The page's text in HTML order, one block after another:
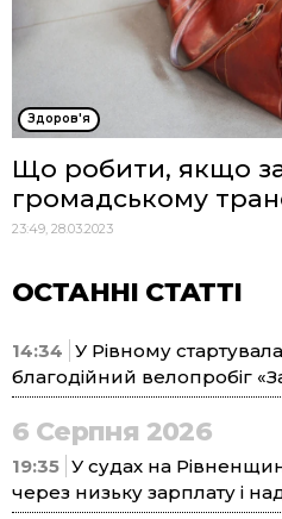
Здоров'я
Що робити, якщо
громадському
23:49, 28.03.2023
ОСТАННІ СТАТТІ
14:34 У Рівному
благодійний велопробіг
6 Серпня 2026
19:35 У судах на
через низьку зарплату і